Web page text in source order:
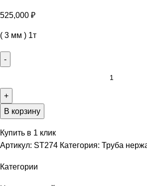
Категории
525,000 ₽
( 3 мм ) 1т
В корзину
Купить в 1 клик
Артикул: ST274 Категория: Труба